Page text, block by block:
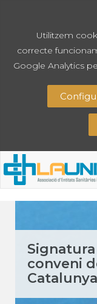
Utilitzem
correcte
Google Analytics
conveni
Catalunya